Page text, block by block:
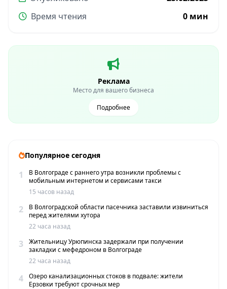
Время чтения
0 мин
Реклама
Место для вашего бизнеса
Подробнее
Популярное сегодня
1
В Волгограде с раннего утра возникли проблемы с
мобильным интернетом и сервисами такси
15 часов назад
2
В Волгоградской области пасечника заставили извиниться
перед жителями хутора
22 часа назад
3
Жительницу Урюпинска задержали при получении
закладки с мефедроном в Волгограде
22 часа назад
4
Озеро канализационных стоков в подвале: жители
Ерзовки требуют срочных мер